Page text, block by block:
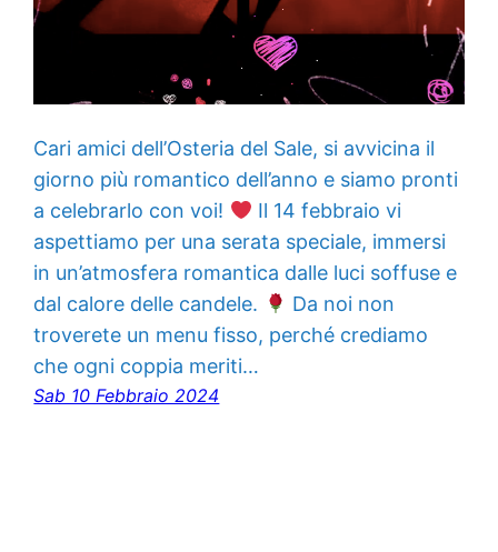
Cari amici dell’Osteria del Sale, si avvicina il
giorno più romantico dell’anno e siamo pronti
a celebrarlo con voi!
Il 14 febbraio vi
aspettiamo per una serata speciale, immersi
in un’atmosfera romantica dalle luci soffuse e
dal calore delle candele.
Da noi non
troverete un menu fisso, perché crediamo
che ogni coppia meriti…
Sab 10 Febbraio 2024